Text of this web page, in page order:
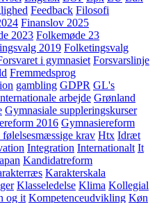
Feedback Filosofi
Finanslov 2025
2023 Folkemøde 23
2019 Folketingsvalg
i gymnasiet Forsvarslinje
Fremmedsprog
gambling GDPR GL's
arbejde Grønland
Gymnasiale suppleringskurser
2016 Gymnasiereform
krav Htx Idræt
Integration Internationalt It
Kandidatreform
Karakterskala
Klasseledelse Klima Kollegial
og it Kompetenceudvikling Køn